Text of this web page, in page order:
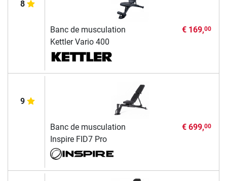
8
Banc de musculation
Kettler Vario 400
€ 169,00
9
Banc de musculation
Inspire FID7 Pro
€ 699,00